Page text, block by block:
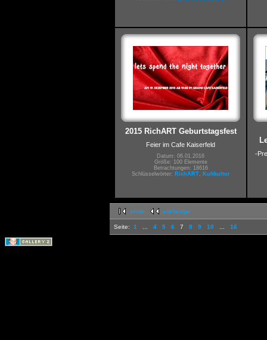
2015 RichART Geburtstagsfest
Feier im Cafe Kaiserfeld
Datum: 06.01.2016
Größe: 100 Elemente
Betrachtungen: 18616
Schlüsselwörter: RichART, Kultkultur
-
erste vorherige
Seite: 1 4 5 6 7 8 9 10 16